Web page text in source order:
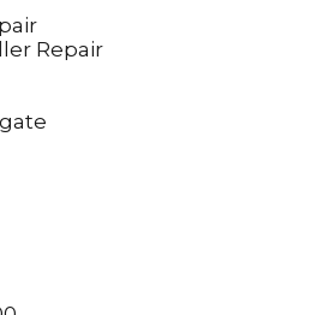
Repair